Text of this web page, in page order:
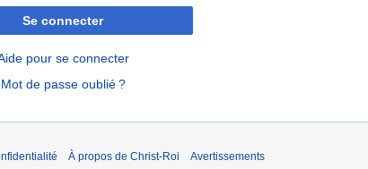
Se connecter
pour se connecter
Mot de passe oublié ?
À propos de Christ-Roi Avertissements